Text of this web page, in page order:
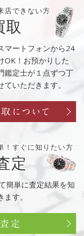
店できない方
取
マートフォンから24
OK！お預かりした
鑑定士が１点ずつ丁
いただきます。
！ すぐに知りたい方
定
簡単に査定結果を知
す。